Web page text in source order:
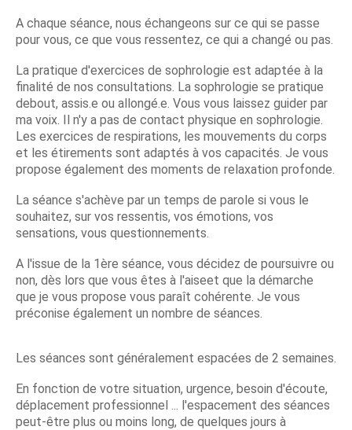
A chaque séance, nous échangeons sur ce qui se passe
pour vous, ce que vous ressentez, ce qui a changé ou pas.
La pratique d'exercices de sophrologie est adaptée à la
finalité de nos consultations. La sophrologie se pratique
debout, assis.e ou allongé.e. Vous vous laissez guider par
ma voix. Il n'y a pas de contact physique en sophrologie.
Les exercices de respirations, les mouvements du corps
et les étirements sont adaptés à vos capacités. Je vous
propose également des moments de relaxation profonde.
La séance s'achève par un temps de parole si vous le
souhaitez, sur vos ressentis, vos émotions, vos
sensations, vous questionnements.
A l'issue de la 1ère séance, vous décidez de poursuivre ou
non, dès lors que vous êtes à l'aiseet que la démarche
que je vous propose vous paraît cohérente. Je vous
préconise également un nombre de séances.
Les séances sont généralement espacées de 2 semaines.
En fonction de votre situation, urgence, besoin d'écoute,
déplacement professionnel ... l'espacement des séances
peut-être plus ou moins long, de quelques jours à